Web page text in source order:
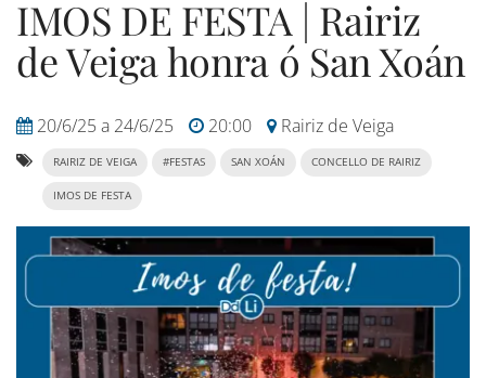
IMOS DE FESTA | Rairiz
de Veiga honra ó San Xoán
20/6/25 a 24/6/25 20:00 Rairiz de Veiga
RAIRIZ DE VEIGA #FESTAS SAN XOÁN CONCELLO DE RAIRIZ
IMOS DE FESTA